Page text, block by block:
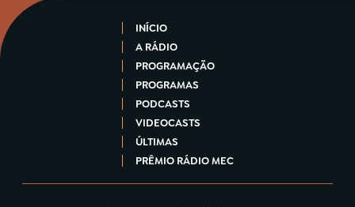
INÍCIO
A RÁDIO
PROGRAMAÇÃO
PROGRAMAS
PODCASTS
VIDEOCASTS
ÚLTIMAS
PRÊMIO RÁDIO MEC